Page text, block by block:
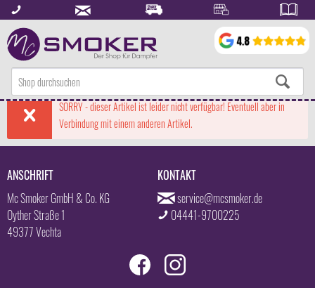
SORRY - dieser Artikel ist leider nicht verfügbar! Eventuell aber in
Verbindung mit einem anderen Artikel.
ANSCHRIFT
Mc Smoker GmbH & Co. KG
Oyther Straße 1
49377 Vechta
KONTAKT
service@mcsmoker.de
04441-9700225